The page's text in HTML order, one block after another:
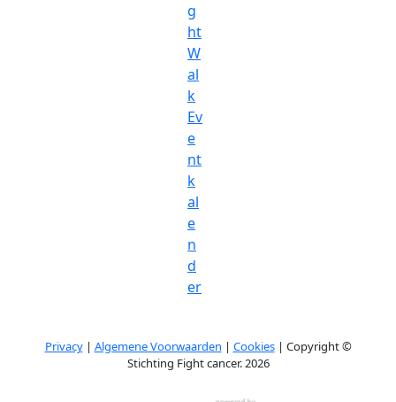
g
ht
W
al
k
Ev
e
nt
k
al
e
n
d
er
Privacy| Algemene Voorwaarden | Cookies| Copyright ©
Stichting Fight cancer. 2026